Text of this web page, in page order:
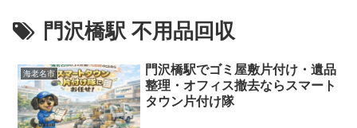
門沢橋駅 不用品回収
海老名市
門沢橋駅でゴミ屋敷片付け・遺品
整理・オフィス撤去ならスマート
タウン片付け隊